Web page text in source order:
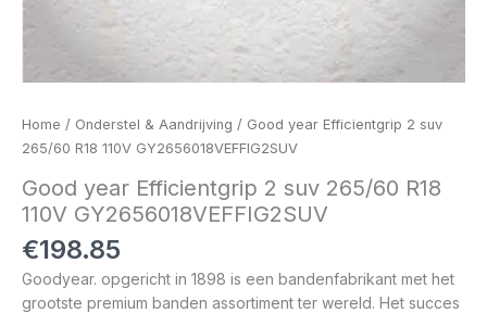
Home / Onderstel & Aandrijving / Good year Efficientgrip 2 suv
265/60 R18 110V GY2656018VEFFIG2SUV
Good year Efficientgrip 2 suv 265/60 R18
110V GY2656018VEFFIG2SUV
€198.85
Goodyear. opgericht in 1898 is een bandenfabrikant met het
grootste premium banden assortiment ter wereld. Het succes